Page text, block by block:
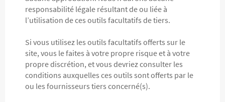
responsabilité légale résultant de ou liée à
l’utilisation de ces outils facultatifs de tiers.
Si vous utilisez les outils facultatifs offerts sur le
site, vous le faites à votre propre risque et à votre
propre discrétion, et vous devriez consulter les
conditions auxquelles ces outils sont offerts par le
ou les fournisseurs tiers concerné(s).